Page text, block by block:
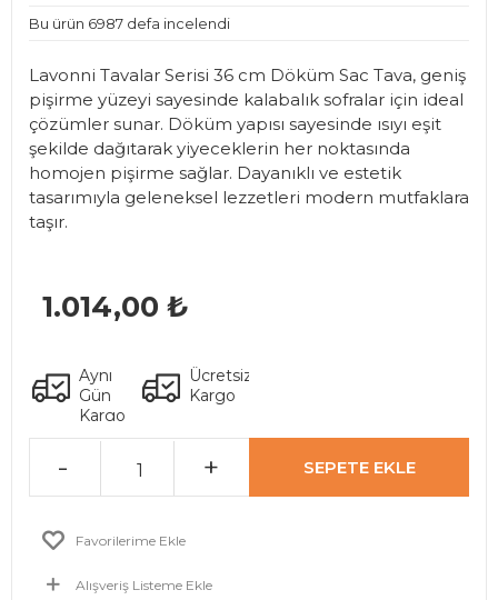
Bu ürün 6987 defa incelendi
Lavonni Tavalar Serisi 36 cm Döküm Sac Tava, geniş
pişirme yüzeyi sayesinde kalabalık sofralar için ideal
çözümler sunar. Döküm yapısı sayesinde ısıyı eşit
şekilde dağıtarak yiyeceklerin her noktasında
homojen pişirme sağlar. Dayanıklı ve estetik
tasarımıyla geleneksel lezzetleri modern mutfaklara
taşır.
1.014,00 ₺
Ücretsiz
Kargo
Aynı
Gün
Kargo
- + SEPETE EKLE
Favorilerime Ekle
Alışveriş Listeme Ekle